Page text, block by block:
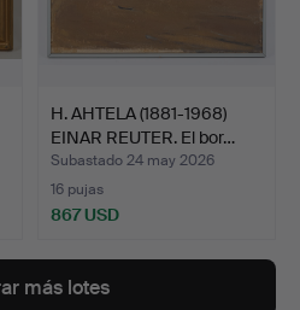
H. AHTELA (1881-1968)
EINAR REUTER. El bor…
Subastado 24 may 2026
16 pujas
867 USD
más lotes